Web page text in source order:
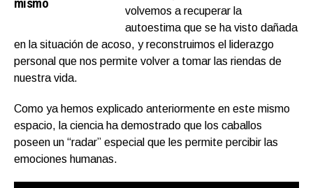
mismo
volvemos a recuperar la
autoestima que se ha visto dañada
en la situación de acoso, y reconstruimos el liderazgo
personal que nos permite volver a tomar las riendas de
nuestra vida.
Como ya hemos explicado anteriormente en este mismo
espacio, la ciencia ha demostrado que los caballos
poseen un “radar” especial que les permite percibir las
emociones humanas.